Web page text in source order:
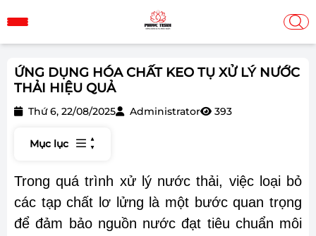
ỨNG DỤNG HÓA CHẤT KEO TỤ XỬ LÝ NƯỚC
THẢI HIỆU QUẢ
Thứ 6, 22/08/2025 Administrator 393
Mục lục
Trong quá trình xử lý nước thải, việc loại bỏ
các tạp chất lơ lửng là một bước quan trọng
để đảm bảo nguồn nước đạt tiêu chuẩn môi